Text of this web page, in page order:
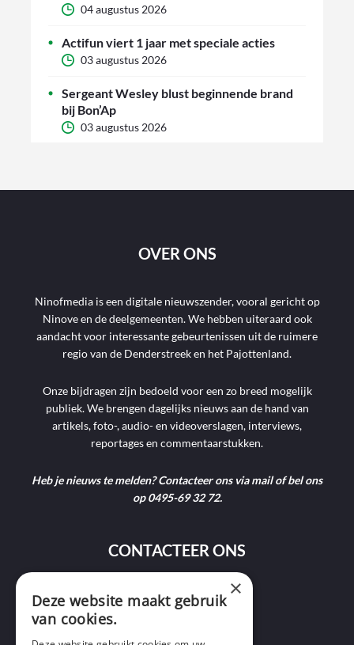
04 augustus 2026
Actifun viert 1 jaar met speciale acties
03 augustus 2026
Sergeant Wesley blust beginnende brand
bij Bon’Ap
03 augustus 2026
OVER ONS
Ninofmedia is een digitale nieuwszender, vooral gericht op
Ninove en de deelgemeenten. We hebben uiteraard ook
aandacht voor interessante gebeurtenissen uit de ruimere
regio van de Denderstreek en het Pajottenland.
Onze bijdragen zijn bedoeld voor een zo breed mogelijk
publiek. We brengen dagelijks nieuws aan de hand van
artikels, foto-, audio- en videoverslagen, interviews,
reportages en commentaarstukken.
Heb je nieuws te melden? Contacteer ons via mail of bel ons
op 0495-69 32 72.
CONTACTEER ONS
9400 Ninove ×
Deze website maakt gebruik
van cookies.